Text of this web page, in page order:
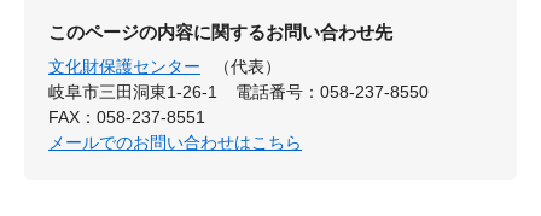
このページの内容に関するお問い合わせ先
文化財保護センター
（代表）
岐阜市三田洞東1-26-1
電話番号：058-237-8550
FAX：058-237-8551
メールでのお問い合わせはこちら